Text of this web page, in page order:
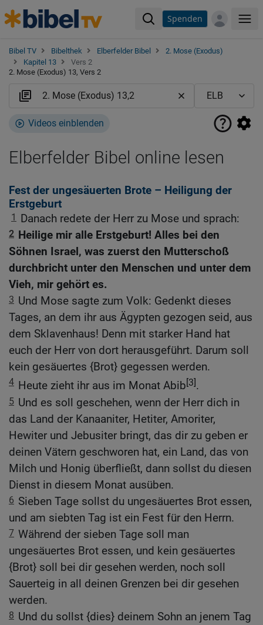
Spenden
Bibel TV Bibelthek Elberfelder Bibel
2. Mose (Exodus)
Kapitel 13
Vers 2
2. Mose (Exodus) 13, Vers 2
Videos einblenden
Elberfelder Bibel online lesen
Fest der ungesäuerten Brote – Heiligung der
Erstgeburt
1 Danach redete der Herr zu Mose und sprach:
2 Heilige mir alle Erstgeburt! Alles bei den
Söhnen Israel, was zuerst den Mutterschoß
durchbricht unter den Menschen und unter dem
Vieh, mir gehört es.
3 Und Mose sagte zum Volk: Gedenkt dieses
Tages, an dem ihr aus Ägypten gezogen seid, aus
dem Sklavenhaus! Denn mit starker Hand hat
euch der Herr von dort herausgeführt. Darum soll
kein gesäuertes {Brot} gegessen werden.
4 Heute zieht ihr aus im Monat Abib[3].
5 Und es soll geschehen, wenn der Herr dich in
das Land der Kanaaniter, Hetiter, Amoriter,
Hewiter und Jebusiter bringt, das dir zu geben er
deinen Vätern geschworen hat, ein Land, das von
Milch und Honig überfließt, dann sollst du diesen
Dienst in diesem Monat ausüben.
6 Sieben Tage sollst du ungesäuertes Brot essen,
und am siebten Tag ist ein Fest für den Herrn.
7 Während der sieben Tage soll man
ungesäuertes Brot essen, und kein gesäuertes
{Brot} soll bei dir gesehen werden, noch soll
Sauerteig in all deinen Grenzen bei dir gesehen
werden.
8 Und du sollst {dies} deinem Sohn an jenem Tag